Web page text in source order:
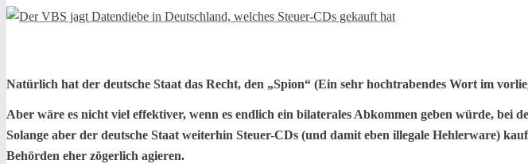
Natürlich hat der deutsche Staat das Recht, den „Spion“ (Ein sehr hochtrabendes Wort im
Aber wäre es nicht viel effektiver, wenn es endlich ein bilaterales Abkommen geben würde, bei
Solange aber der deutsche Staat weiterhin Steuer-CDs (und damit eben illegale Hehlerware)
Behörden eher zögerlich agieren.